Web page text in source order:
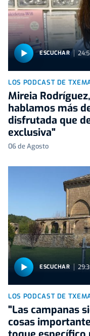
ESCUCHAR
LOS PODCAST DE
Mireia
hablamos más
disfrutada que
exclusiva"
06 de Agosto
ESCUCHAR
LOS PODCAST DE
"Las campanas
cosas